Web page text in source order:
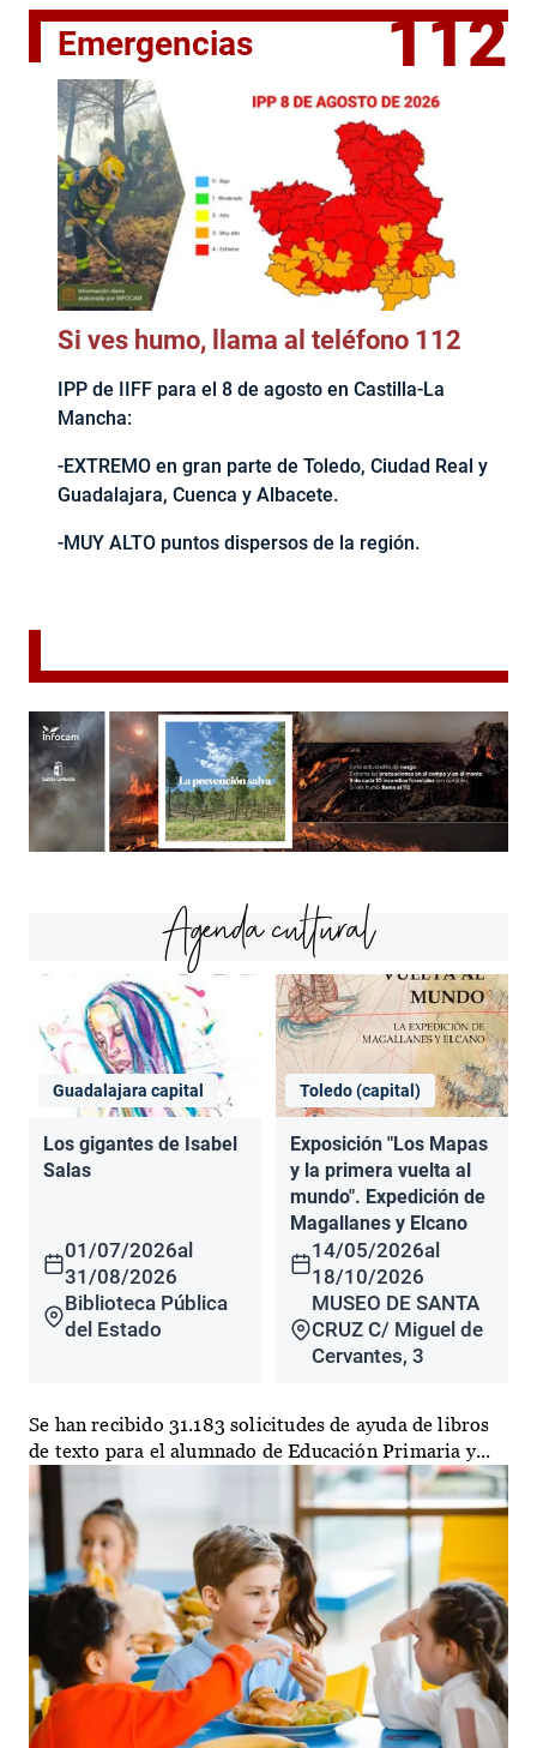
Emergencias 112
Si ves humo, llama al teléfono 112
IPP de IIFF para el 8 de agosto en Castilla-La
Mancha:
-EXTREMO en gran parte de Toledo, Ciudad Real y
Guadalajara, Cuenca y Albacete.
-MUY ALTO puntos dispersos de la región.
Agenda cultural
Guadalajara capital
Los gigantes de Isabel
Salas
01/07/2026al
31/08/2026
Biblioteca Pública
del Estado
Toledo (capital)
Exposición "Los Mapas
y la primera vuelta al
mundo". Expedición de
Magallanes y Elcano
14/05/2026al
18/10/2026
MUSEO DE SANTA
CRUZ C/ Miguel de
Cervantes, 3
Se han recibido 31.183 solicitudes de ayuda de libros
de texto para el alumnado de Educación Primaria y...